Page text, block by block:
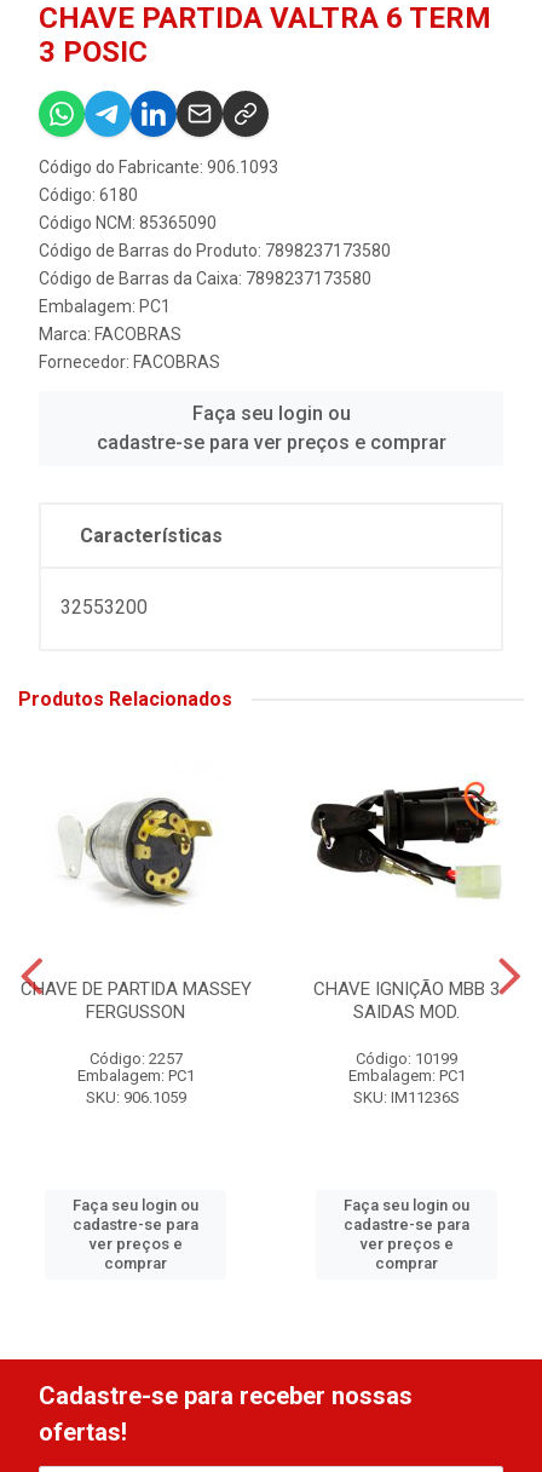
CHAVE PARTIDA VALTRA 6 TERM
3 POSIC
Código do Fabricante: 906.1093
Código: 6180
Código NCM: 85365090
Código de Barras do Produto: 7898237173580
Código de Barras da Caixa: 7898237173580
Embalagem: PC1
Marca: FACOBRAS
Fornecedor: FACOBRAS
Faça seu login ou
cadastre-se para ver preços e comprar
Características
32553200
Produtos Relacionados
CHAVE DE PARTIDA MASSEY
FERGUSSON
Código: 2257
Embalagem: PC1
SKU: 906.1059
Faça seu login ou
cadastre-se para
ver preços e
comprar
CHAVE IGNIÇÃO MBB 3
SAIDAS MOD.
Código: 10199
Embalagem: PC1
SKU: IM11236S
Faça seu login ou
cadastre-se para
ver preços e
comprar
Cadastre-se para receber nossas
ofertas!